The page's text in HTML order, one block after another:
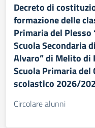
Decreto di
formazione delle
Primaria del Plesso
Scuola Secondaria
Alvaro” di Melito di
Scuola Primaria del
scolastico 2026/
Circolare alunni